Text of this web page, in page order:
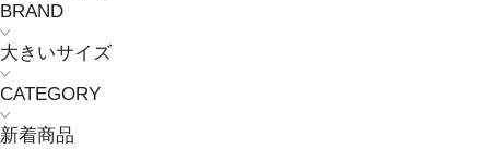
BRAND
大きいサイズ
CATEGORY
新着商品